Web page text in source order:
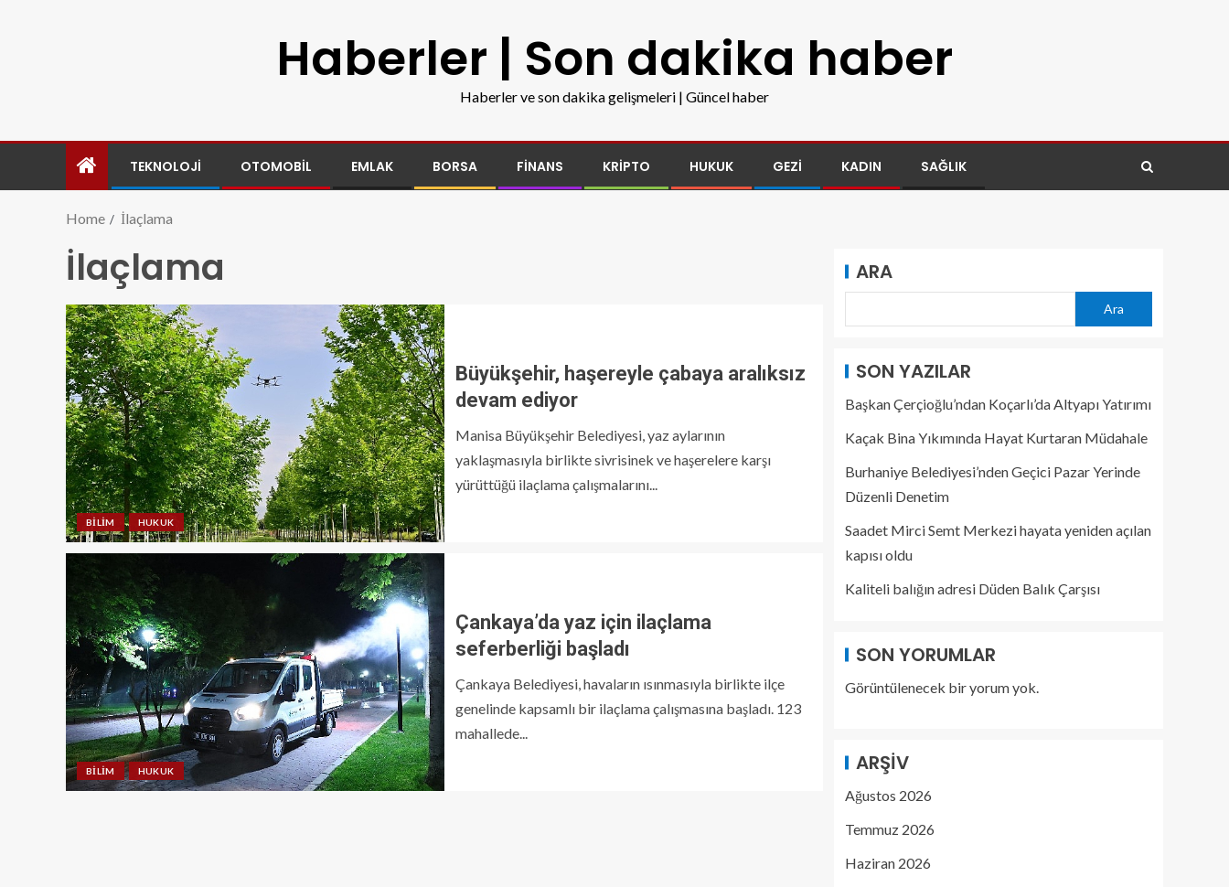
Haberler | Son dakika haber
Haberler ve son dakika gelişmeleri | Güncel haber
TEKNOLOJI OTOMOBIL EMLAK BORSA FINANS KRIPTO HUKUK GEZI KADIN SAĞLIK
Home İlaçlama
İlaçlama
BILIM HUKUK
Büyükşehir, haşereyle çabaya aralıksız
devam ediyor
Manisa Büyükşehir Belediyesi, yaz aylarının
yaklaşmasıyla birlikte sivrisinek ve haşerelere karşı
yürüttüğü ilaçlama çalışmalarını...
BILIM HUKUK
Çankaya’da yaz için ilaçlama
seferberliği başladı
Çankaya Belediyesi, havaların ısınmasıyla birlikte ilçe
genelinde kapsamlı bir ilaçlama çalışmasına başladı. 123
mahallede...
ARA
Ara
SON YAZILAR
Başkan Çerçioğlu’ndan Koçarlı’da Altyapı Yatırımı
Kaçak Bina Yıkımında Hayat Kurtaran Müdahale
Burhaniye Belediyesi’nden Geçici Pazar Yerinde
Düzenli Denetim
Saadet Mirci Semt Merkezi hayata yeniden açılan
kapısı oldu
Kaliteli balığın adresi Düden Balık Çarşısı
SON YORUMLAR
Görüntülenecek bir yorum yok.
ARŞIV
Ağustos 2026
Temmuz 2026
Haziran 2026